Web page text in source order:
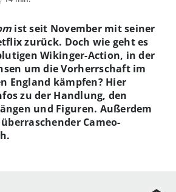
ist seit November mit seiner
zurück. Doch wie geht es
Wikinger-Action, in der
um die Vorherrschaft im
England kämpfen? Hier
zu der Handlung, den
und Figuren. Außerdem
Cameo-